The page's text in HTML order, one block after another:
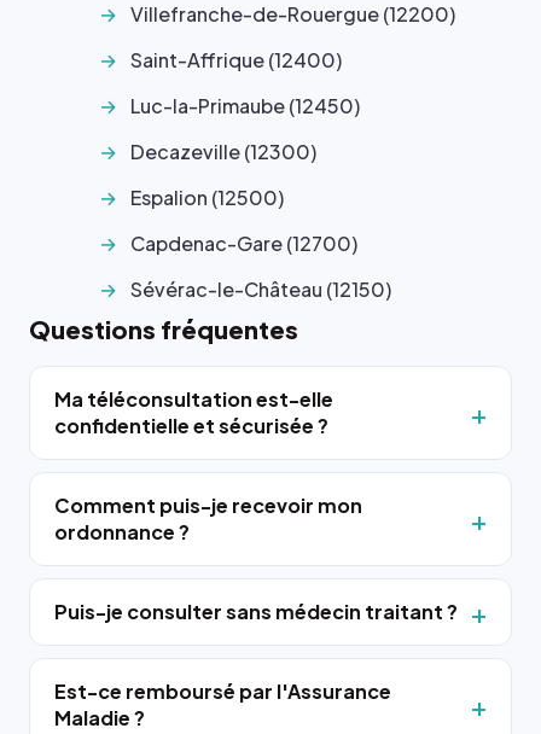
Villefranche-de-Rouergue (12200)
Saint-Affrique (12400)
Luc-la-Primaube (12450)
Decazeville (12300)
Espalion (12500)
Capdenac-Gare (12700)
Sévérac-le-Château (12150)
Questions fréquentes
Ma téléconsultation est-elle
confidentielle et sécurisée ?
Comment puis-je recevoir mon
ordonnance ?
Puis-je consulter sans médecin traitant ?
Est-ce remboursé par l'Assurance
Maladie ?